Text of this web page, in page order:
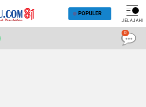
POPULER
JELAJAHI
0